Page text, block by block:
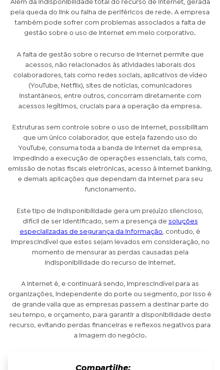
Além da indisponibilidade total do recurso de internet, gerada
pela queda do link ou falha de periféricos de rede. A empresa
também pode sofrer com problemas associados a falta de
gestão sobre o uso de internet em meio corporativo.
A falta de gestão sobre o recurso de internet permite que
acessos, não relacionados às atividades laborais dos
colaboradores, tais como redes sociais, aplicativos de vídeo
(YouTube, Netflix), sites de notícias, comunicadores
instantâneos, entre outros, concorram diretamente com
acessos legítimos, cruciais para a operação da empresa.
Estruturas sem controle sobre o uso de internet, possibilitam
que um único colaborador, que esteja fazendo uso do
YouTube, consuma toda a banda de internet da empresa,
impedindo a execução de operações essenciais, tais como,
emissão de notas fiscais eletrônicas, acesso à internet banking,
e demais aplicações que dependam da internet para seu
funcionamento.
Este tipo de indisponibilidade gera um prejuízo silencioso,
difícil de ser identificado, sem a presença de soluções
especializadas de segurança da informação , contudo, é
imprescindível que estes sejam levados em consideração, no
momento de mensurar as perdas causadas pela
indisponibilidade do recurso de internet.
A internet é, e continuará sendo, imprescindível para as
organizações, independente do porte ou segmento, por isso é
de grande valia que as empresas passem a destinar parte do
seu tempo, e orçamento, para garantir a disponibilidade deste
recurso, evitando perdas financeiras e reflexos negativos para
a imagem do negócio.
Compartilhe: